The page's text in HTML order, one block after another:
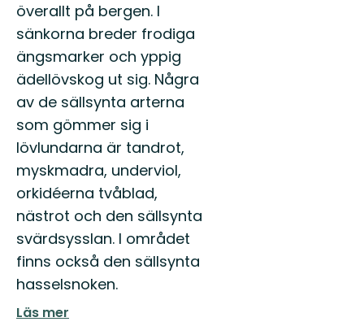
överallt på bergen. I
sänkorna breder frodiga
ängsmarker och yppig
ädellövskog ut sig. Några
av de sällsynta arterna
som gömmer sig i
lövlundarna är tandrot,
myskmadra, underviol,
orkidéerna tvåblad,
nästrot och den sällsynta
svärdsysslan. I området
finns också den sällsynta
hasselsnoken.
Läs mer